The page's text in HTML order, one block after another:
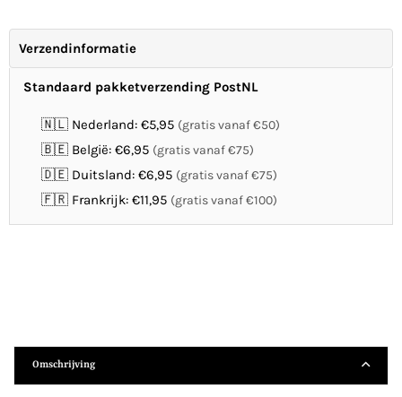
Verzendinformatie
Standaard pakketverzending PostNL
🇳🇱 Nederland: €5,95 (gratis vanaf €50)
🇧🇪 België: €6,95 (gratis vanaf €75)
🇩🇪 Duitsland: €6,95 (gratis vanaf €75)
🇫🇷 Frankrijk: €11,95 (gratis vanaf €100)
Omschrijving